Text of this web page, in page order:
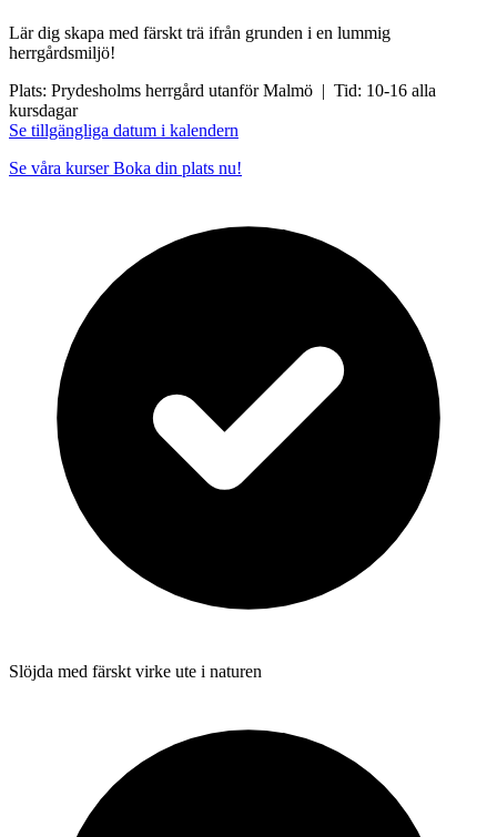
Lär dig skapa med färskt trä ifrån grunden i en lummig
herrgårdsmiljö!
Plats: Prydesholms herrgård utanför Malmö | Tid: 10-16 alla
kursdagar
Se tillgängliga datum i kalendern
Se våra kurserBoka din plats nu!
Slöjda med färskt virke ute i naturen